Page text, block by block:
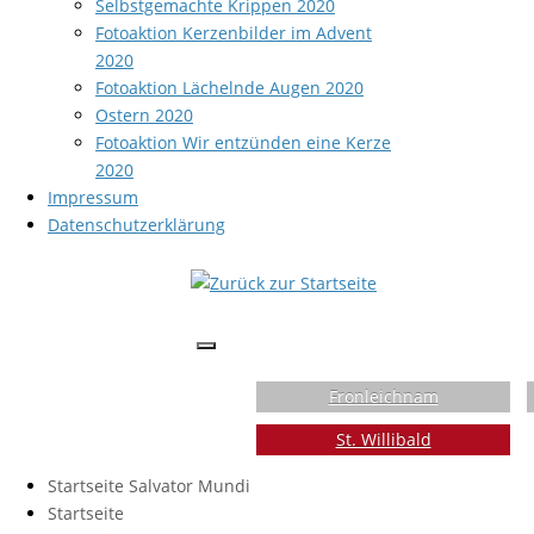
Selbstgemachte Krippen 2020
Fotoaktion Kerzenbilder im Advent
2020
Fotoaktion Lächelnde Augen 2020
Ostern 2020
Fotoaktion Wir entzünden eine Kerze
2020
Impressum
Datenschutzerklärung
Fronleichnam
St. Willibald
Startseite Salvator Mundi
Startseite